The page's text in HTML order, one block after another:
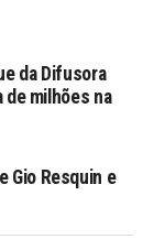
da Difusora
de milhões na
Gio Resquin e